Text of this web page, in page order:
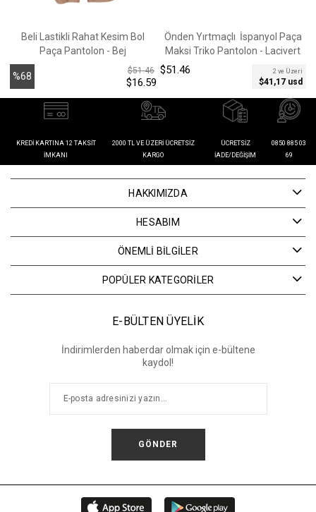
Beli Lastikli Rahat Kesim Bol
Paça Pantolon - Bej
%68
İndirim
$16.59
$51.46
Önden Yırtmaçlı İspanyol Paça
Maksi Triko Pantolon - Lacivert
$51.46 2 ve Üzeri
$41,17 usd
KREDI KARTINA 12 TAKSIT
İMKANI
2000 TL VE ÜZERI ÜCRETSIZ
KARGO
ÜCRETSIZ
İADE/DEĞIŞIM
0850 885 03
69
HAKKIMIZDA
HESABIM
ÖNEMLİ BİLGİLER
POPÜLER KATEGORİLER
E-BÜLTEN ÜYELİK
İndirimlerden haberdar olmak için e-bültene
kaydol!
GÖNDER